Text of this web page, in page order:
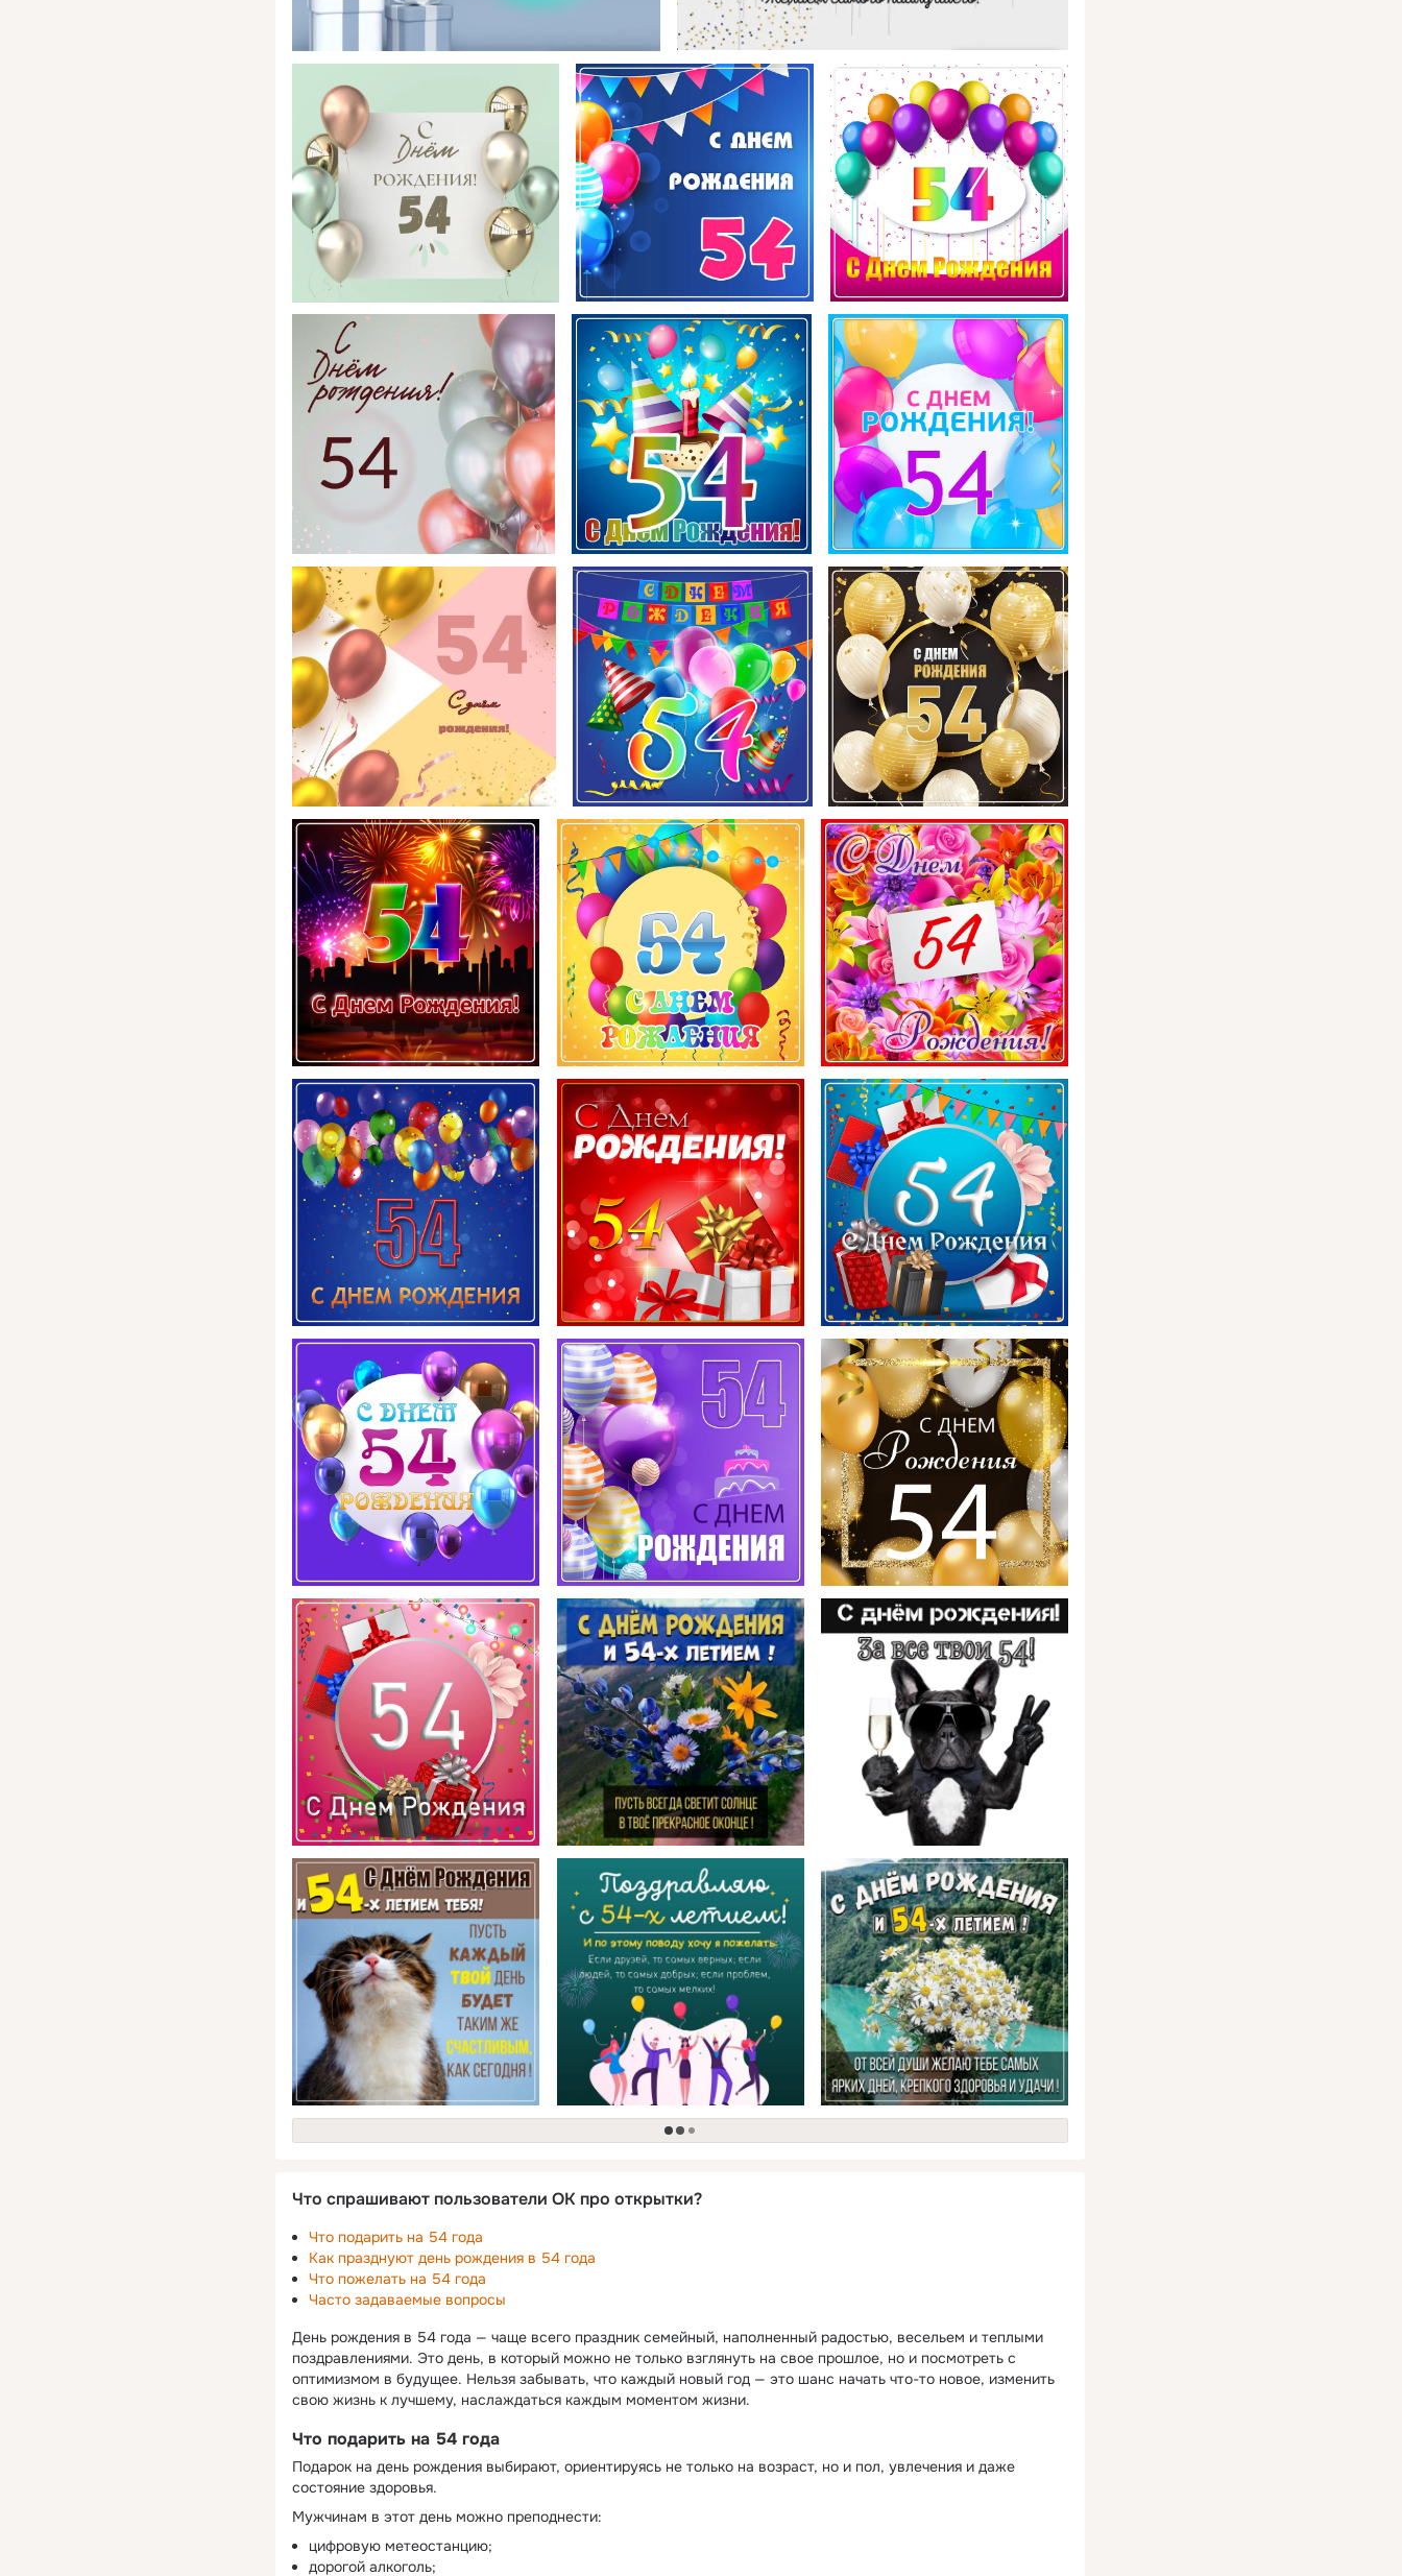
загрузка
Что спрашивают пользователи ОК про открытки?
Что подарить на 54 года
Как празднуют день рождения в 54 года
Что пожелать на 54 года
Часто задаваемые вопросы
День рождения в 54 года — чаще всего праздник семейный, наполненный радостью, весельем и теплыми
поздравлениями. Это день, в который можно не только взглянуть на свое прошлое, но и посмотреть с
оптимизмом в будущее. Нельзя забывать, что каждый новый год — это шанс начать что-то новое, изменить
свою жизнь к лучшему, наслаждаться каждым моментом жизни.
Что подарить на 54 года
Подарок на день рождения выбирают, ориентируясь не только на возраст, но и пол, увлечения и даже
состояние здоровья.
Мужчинам в этот день можно преподнести:
цифровую метеостанцию;
дорогой алкоголь;